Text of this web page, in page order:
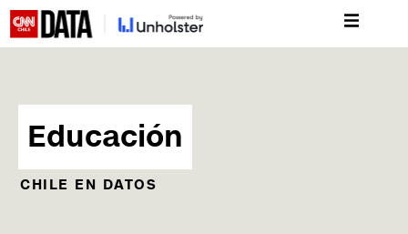
Educación
CHILE EN DATOS